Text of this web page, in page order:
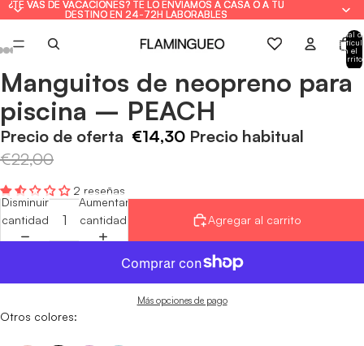
¿TE VAS DE VACACIONES? TE LO ENVIAMOS A CASA O A TU
DESTINO EN 24-72H LABORABLES
¿TE VAS DE VACACIONES? TE LO ENVIAMOS A CASA O A TU
DESTINO EN 24-72H LABORABLES
Total
en el
carrito:
Abrir
imagen
a
pantalla
Abrir
imagen
a
pantalla
Abrir
imagen
a
pantalla
Abrir
imagen
a
pantalla
Abrir
imagen
a
pantalla
Abrir
imagen
a
pantalla
Abrir
imagen
a
pantalla
Manguitos de neopreno para
piscina – PEACH
Precio de oferta €14,30 Precio habitual
€22,00
2 reseñas
Disminuir
cantidad
Aumentar
cantidad
Agregar al carrito
Más opciones de pago
Otros colores: